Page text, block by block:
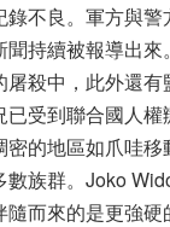
不良。軍方與
持續被報導出
殺中，此外還有
受到聯合國人
的地區如爪哇
族群。Joko
而來的是更強